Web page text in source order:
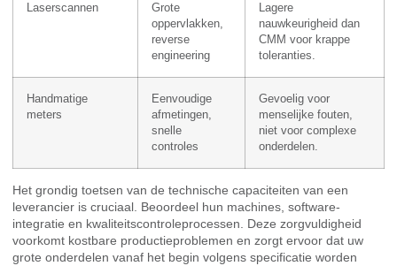
Laserscannen
Grote
oppervlakken,
reverse
engineering
Lagere
nauwkeurigheid dan
CMM voor krappe
toleranties.
Handmatige
meters
Eenvoudige
afmetingen,
snelle
controles
Gevoelig voor
menselijke fouten,
niet voor complexe
onderdelen.
Het grondig toetsen van de technische capaciteiten van een
leverancier is cruciaal. Beoordeel hun machines, software-
integratie en kwaliteitscontroleprocessen. Deze zorgvuldigheid
voorkomt kostbare productieproblemen en zorgt ervoor dat uw
grote onderdelen vanaf het begin volgens specificatie worden